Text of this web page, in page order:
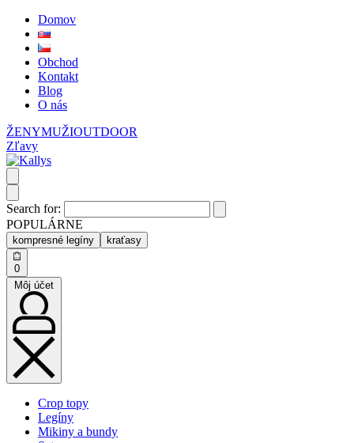
Domov
Obchod
Kontakt
Blog
O nás
ŽENYMUŽIOUTDOOR
Zľavy
Search for:
POPULÁRNE
kompresné legíny kraťasy
0
Môj účet
Crop topy
Legíny
Mikiny a bundy